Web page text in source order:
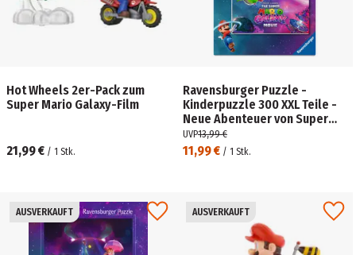
Hot Wheels 2er-Pack zum
Super Mario Galaxy-Film
21,99 € / 1 Stk.
Ravensburger Puzzle -
Kinderpuzzle 300 XXL Teile -
Neue Abenteuer von Super
Mario
11,99 € / 1 Stk.
UVP13,99 €
AUSVERKAUFT AUSVERKAUFT